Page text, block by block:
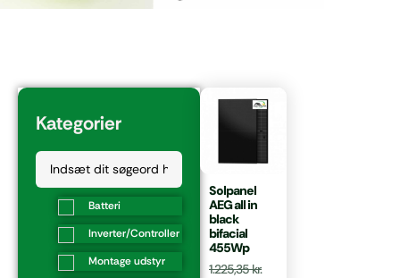
Kategorier
Batteri
Inverter/Controller
Montage udstyr
Solpanel
AEG all in
black
bifacial
455Wp
1.225,35kr.